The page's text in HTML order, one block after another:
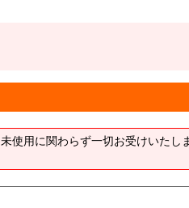
使用に関わらず一切お受けいたし